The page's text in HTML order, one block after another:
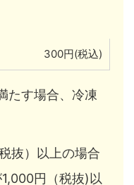
300円(税込)
す場合、冷凍
抜）以上の場合
円（税抜)以